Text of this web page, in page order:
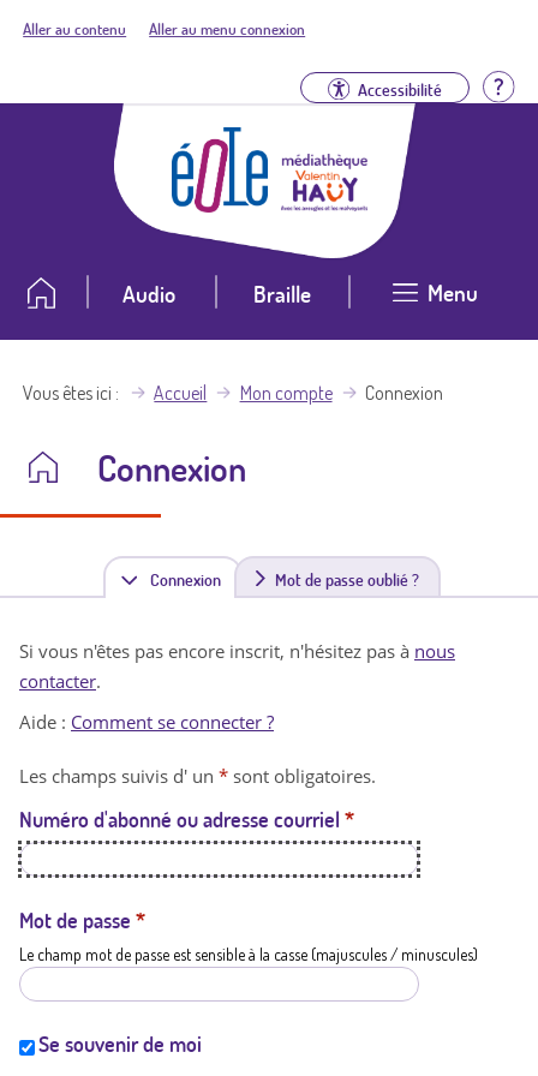
Aller au contenu Aller au menu connexion
Accessibilité
Audio Braille Menu
Vous êtes ici Accueil Mon compte Connexion
Connexion
Connexion(
n
t
a
t
i
Mot de passe oublié ?
Si vous n'êtes pas encore inscrit, n'hésitez pas à nous
contacter.
Aide : Comment se connecter ?
Les champs suivis d' un * sont obligatoires.
Numéro d'abonné ou adresse courriel *
Mot de passe *
Le champ mot de passe est sensible à la casse (majuscules / minuscules)
Se souvenir de moi